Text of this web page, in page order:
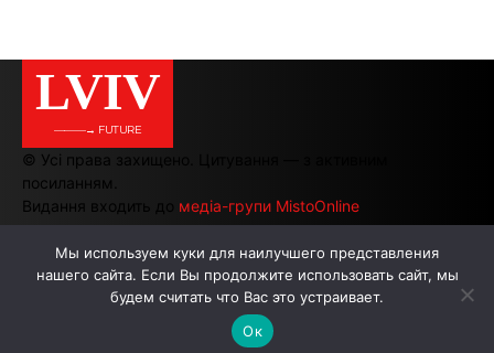
LVIV
———→ FUTURE
© Усі права захищено. Цитування — з активним
посиланням.
Видання входить до медіа-групи MistoOnline
АВТОРИ РЕКЛАМА НА САЙТІ
Мы используем куки для наилучшего представления
нашего сайта. Если Вы продолжите использовать сайт, мы
будем считать что Вас это устраивает.
Ок